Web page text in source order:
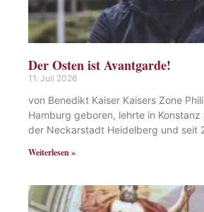
Der Osten ist Avantgarde!
11. Juli 2026
von Benedikt Kaiser Kaisers Zone
Hamburg geboren, lehrte in Konstanz
der Neckarstadt Heidelberg und seit
Weiterlesen »